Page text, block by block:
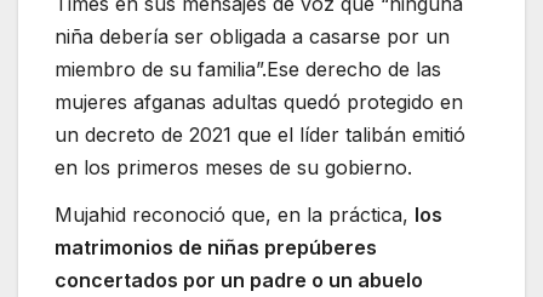
niña debería ser obligada a casarse por un
miembro de su familia”.Ese derecho de las
mujeres afganas adultas quedó protegido en
un decreto de 2021 que el líder talibán emitió
en los primeros meses de su gobierno.
Mujahid reconoció que, en la práctica, los
matrimonios de niñas prepúberes
concertados por un padre o un abuelo